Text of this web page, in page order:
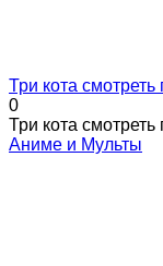
Три кота
0
Три кота
Аниме и Мульты